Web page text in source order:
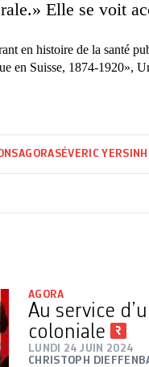
Elle se voit
en histoire de la santé
en Suisse, 1874-1920»,
AGORASÉVERIC YERSIN
AGORA
Au service
coloniale
LUNDI 24 JUIN 2024
CHRISTOPH